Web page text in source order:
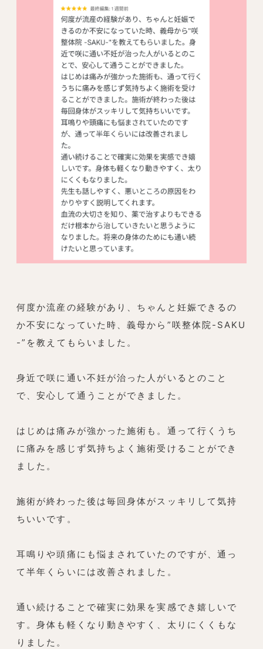
何度か流産の経験があり、ちゃんと妊娠できるの
か不安になっていた時、義母から”咲整体院-SAKU
-”を教えてもらいました。
身近で咲に通い不妊が治った人がいるとのこと
で、安心して通うことができました。
はじめは痛みが強かった施術も。通って行くうち
に痛みを感じず気持ちよく施術受けることができ
ました。
施術が終わった後は毎回身体がスッキリして気持
ちいいです。
耳鳴りや頭痛にも悩まされていたのですが、通っ
て半年くらいには改善されました。
通い続けることで確実に効果を実感でき嬉しいで
す。身体も軽くなり動きやすく、太りにくくもな
りました。